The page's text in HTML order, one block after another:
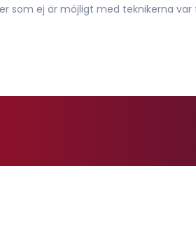
som ej är möjligt med teknikerna var